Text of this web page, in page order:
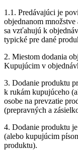
1.1. Predávajúci je
objednanom
sa vzťahujú k
typické pre dané
2. Miestom dodania
Kupujúcim v
3. Dodanie produktu
k rukám kupujúceho
osobe na prevzatie
(prepravných a
4. Dodanie produktu
(alebo kupujúcim
produktu).